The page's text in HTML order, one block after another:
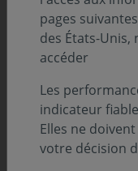
pages
des États-Unis,
accéder
Les
indicateur
Elles ne
votre décision